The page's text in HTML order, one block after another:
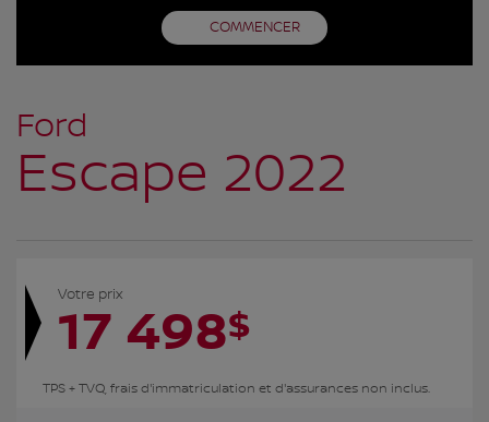
COMMENCER
Ford
Escape 2022
Votre prix
17 498$
TPS + TVQ, frais d'immatriculation et d'assurances non inclus.